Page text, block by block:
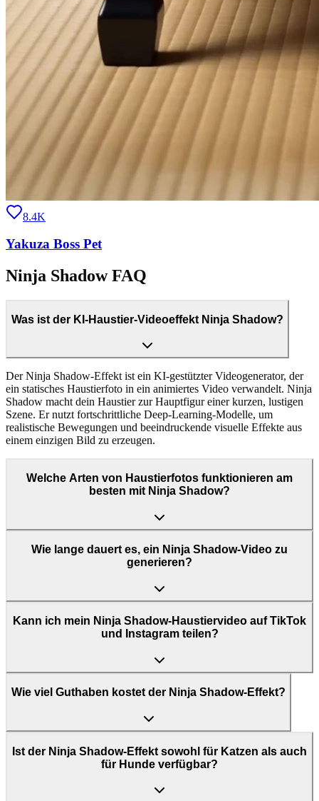
8.4K
Yakuza Boss Pet
Ninja Shadow FAQ
Was ist der KI-Haustier-Videoeffekt Ninja Shadow?
Der Ninja Shadow-Effekt ist ein KI-gestützter Videogenerator, der
ein statisches Haustierfoto in ein animiertes Video verwandelt. Ninja
Shadow macht dein Haustier zur Hauptfigur einer kurzen, lustigen
Szene. Er nutzt fortschrittliche Deep-Learning-Modelle, um
realistische Bewegungen und beeindruckende visuelle Effekte aus
einem einzigen Bild zu erzeugen.
Welche Arten von Haustierfotos funktionieren am
besten mit Ninja Shadow?
Wie lange dauert es, ein Ninja Shadow-Video zu
generieren?
Kann ich mein Ninja Shadow-Haustiervideo auf TikTok
und Instagram teilen?
Wie viel Guthaben kostet der Ninja Shadow-Effekt?
Ist der Ninja Shadow-Effekt sowohl für Katzen als auch
für Hunde verfügbar?